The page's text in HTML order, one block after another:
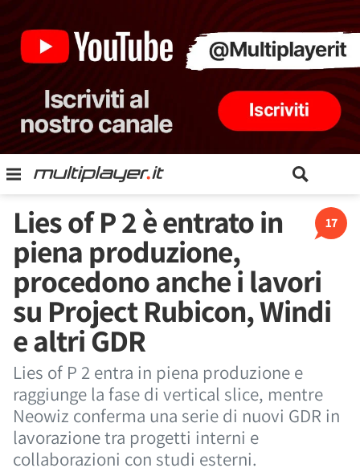
17
Lies of P 2 è entrato in
piena produzione,
procedono anche i lavori
su Project Rubicon, Windi
e altri GDR
Lies of P 2 entra in piena produzione e
raggiunge la fase di vertical slice, mentre
Neowiz conferma una serie di nuovi GDR in
lavorazione tra progetti interni e
collaborazioni con studi esterni.